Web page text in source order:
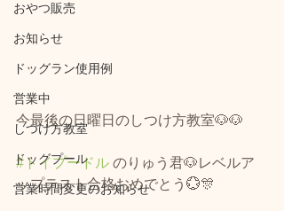
おやつ販売
お知らせ
ドッグラン使用例
営業中
しつけ方教室
ドッグプール
営業時間変更のお知らせ
今最後の日曜日のしつけ方教室🐶🐶
#トイプードル のりゅう君🐶レベルア
ップテスト合格おめでとう💮🎊